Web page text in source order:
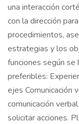
una interacción
con la dirección
procedimientos,
estrategias y los
funciones según se
preferibles:
ejes Comunicación
comunicación
solicitar acciones.